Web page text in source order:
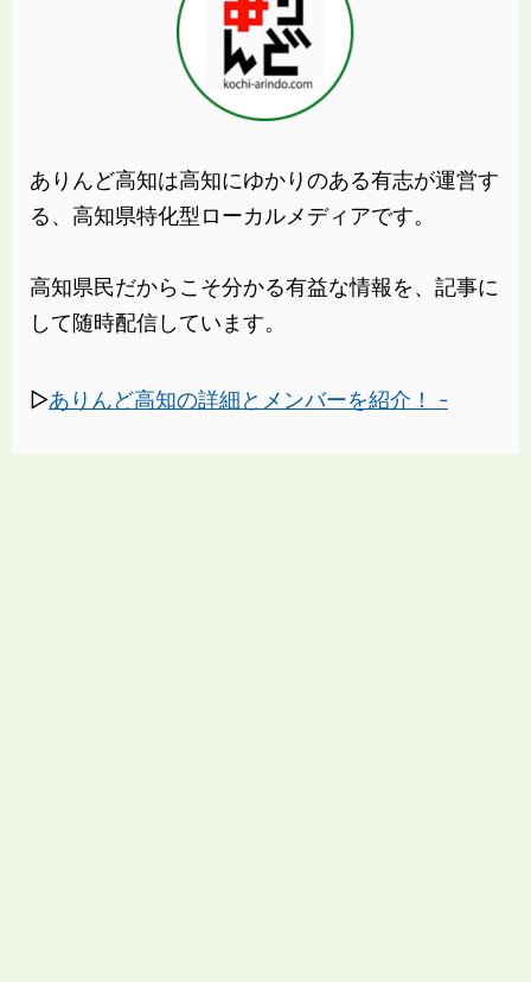
ありんど高知は高知にゆかりのある有志が運営す
る、高知県特化型ローカルメディアです。
高知県民だからこそ分かる有益な情報を、記事に
して随時配信しています。
▷ありんど高知の詳細とメンバーを紹介！ -